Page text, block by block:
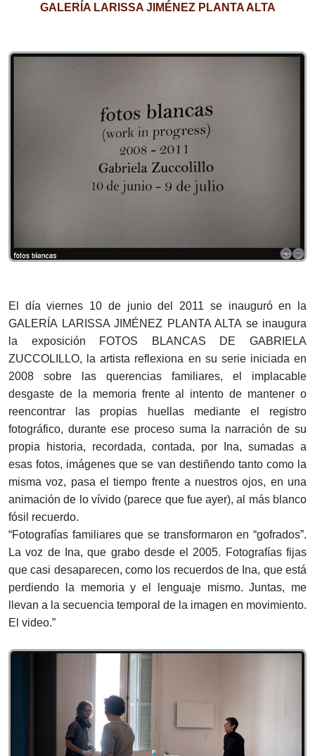
GALERÍA LARISSA JIMÉNEZ PLANTA ALTA
El día viernes 10 de junio del 2011 se inauguró en la
GALERÍA LARISSA JIMÉNEZ PLANTA ALTA se inaugura
la exposición FOTOS BLANCAS DE GABRIELA
ZUCCOLILLO, la artista reflexiona en su serie iniciada en
2008 sobre las querencias familiares, el implacable
desgaste de la memoria frente al intento de mantener o
reencontrar las propias huellas mediante el registro
fotográfico, durante ese proceso suma la narración de su
propia historia, recordada, contada, por Ina, sumadas a
esas fotos, imágenes que se van destiñendo tanto como la
misma voz, pasa el tiempo frente a nuestros ojos, en una
animación de lo vívido (parece que fue ayer), al más blanco
fósil recuerdo.
“Fotografías familiares que se transformaron en “gofrados”.
La voz de Ina, que grabo desde el 2005. Fotografías fijas
que casi desaparecen, como los recuerdos de Ina, que está
perdiendo la memoria y el lenguaje mismo. Juntas, me
llevan a la secuencia temporal de la imagen en movimiento.
El video.”